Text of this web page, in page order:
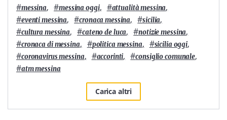
#messina, #messina oggi, #attualità messina,
#eventi messina, #cronaca messina, #sicilia,
#cultura messina, #cateno de luca, #notizie messina,
#cronaca di messina, #politica messina, #sicilia oggi,
#coronavirus messina, #accorinti, #consiglio comunale,
#atm messina
Carica altri